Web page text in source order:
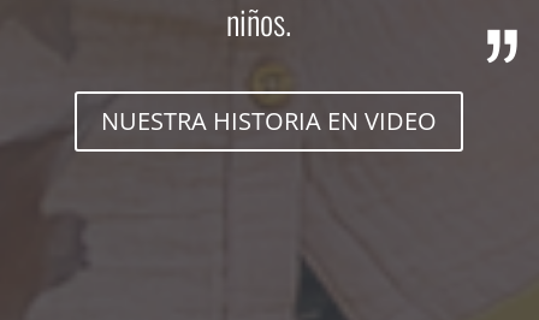
niños.
NUESTRA HISTORIA EN VIDEO